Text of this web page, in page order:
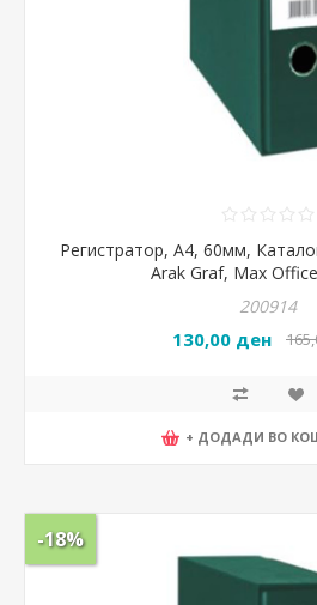
Регистратор, А4, 60мм,
Arak Graf, Max
200914
130,00 ден
+ ДОДАДИ ВО
-18%